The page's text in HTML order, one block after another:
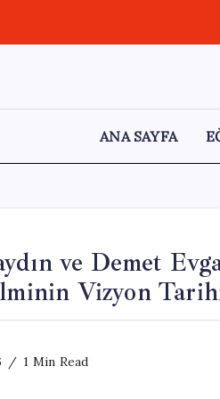
youtube.com/
ANA SAYFA
ve Demet
Vizyon
1 Min Read